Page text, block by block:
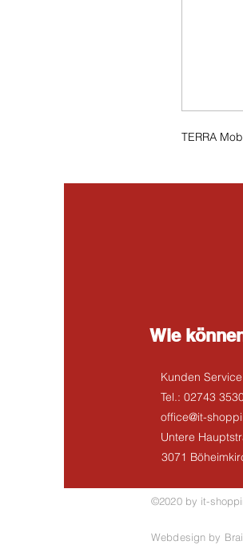
TERRA
Wie
Kunden Service
Tel.: 02743
office@it-
Untere
3071
©2020 by it-
Webdesign by